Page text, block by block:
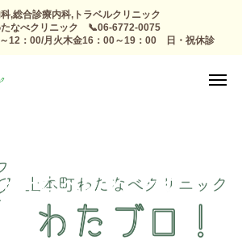
,総合診療内科,トラベルクリニック
たなべクリニック 📞06-6772-0075
12：00/月火木金16：00～19：00 日・祝休診
たなべクリニック
リニック